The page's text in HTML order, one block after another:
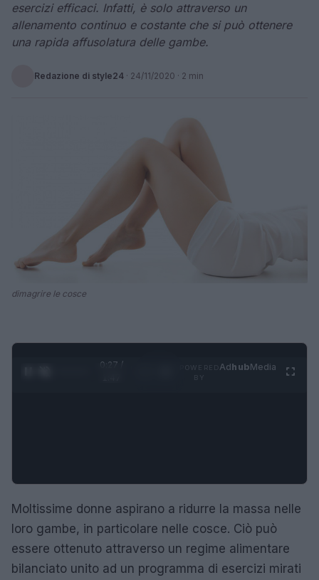
esercizi efficaci. Infatti, è solo attraverso un
allenamento continuo e costante che si può ottenere
una rapida affusolatura delle gambe.
Redazione di style24 · 24/11/2020 · 2 min
dimagrire le cosce
0:28 /
AdhubMedia
Moltissime donne aspirano a ridurre la massa nelle
loro gambe, in particolare nelle cosce. Ciò può
essere ottenuto attraverso un regime alimentare
bilanciato unito ad un programma di esercizi mirati